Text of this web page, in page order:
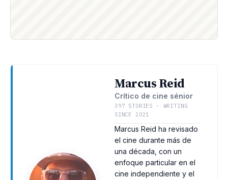
Marcus Reid
Crítico de cine sénior
397 STORIES · WRITING
SINCE 2021
Marcus Reid ha revisado
el cine durante más de
una década, con un
enfoque particular en el
cine independiente y el